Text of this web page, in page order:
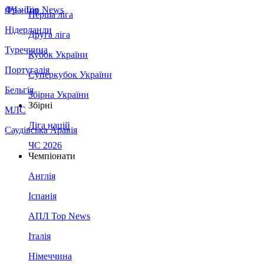
Франція
Нідерланди
Туреччина
Португалія
Бельгія
МЛС
Саудівська Аравія
ЛЧ - Top News
Перша ліга
Друга ліга
Кубок України
Суперкубок України
Збірна України
Збірні
Ліга націй
ЧС 2026
Чемпіонати
Англія
Іспанія
АПЛ Top News
Італія
Німеччина